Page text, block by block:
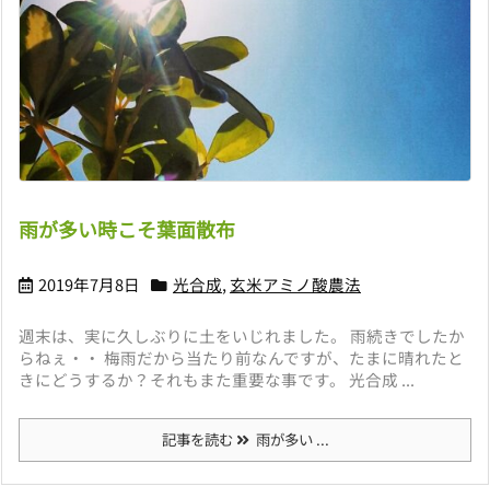
雨が多い時こそ葉面散布
2019年7月8日 光合成,玄米アミノ酸農法
週末は、実に久しぶりに土をいじれました。 雨続きでしたか
らねぇ・・ 梅雨だから当たり前なんですが、たまに晴れたと
きにどうするか？それもまた重要な事です。 光合成 ...
記事を読む 雨が多い ...